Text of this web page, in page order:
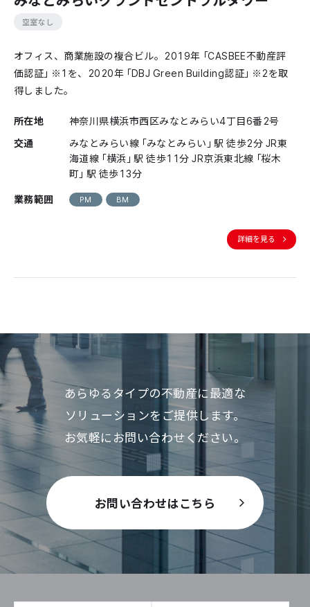
空室なし
オフィス、商業施設の複合ビル。2019年「CASBEE不動産評
価認証」※1を、2020年「DBJ Green Building認証」※2を取
得しました。
所在地
神奈川県横浜市西区みなとみらい4丁目6番2号
交通
みなとみらい線「みなとみらい」駅 徒歩2分 JR東
海道線「横浜」駅 徒歩11分 JR京浜東北線「桜木
町」駅 徒歩13分
業務範囲
PM BM
詳細を見る
あらゆるタイプの不動産に最適な
ソリューションをご提供します。
お気軽にお問い合わせください。
お問い合わせはこちら